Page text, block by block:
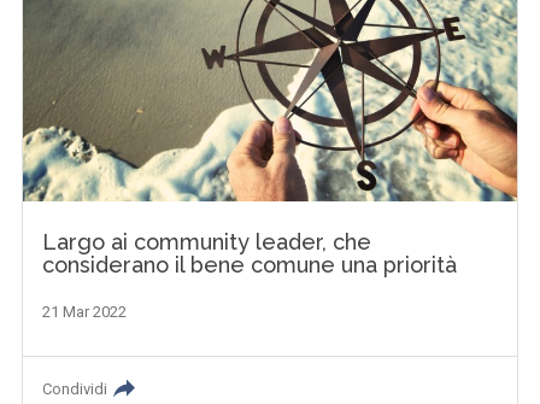
Largo ai community leader, che
considerano il bene comune una priorità
21 Mar 2022
Condividi